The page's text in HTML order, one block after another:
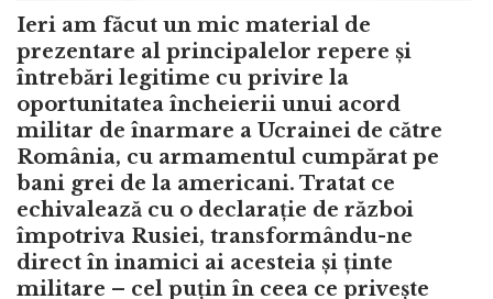
Ieri am făcut un mic material de
prezentare al principalelor repere și
întrebări legitime cu privire la
oportunitatea încheierii unui acord
militar de înarmare a Ucrainei de către
România, cu armamentul cumpărat pe
bani grei de la americani. Tratat ce
echivalează cu o declarație de război
împotriva Rusiei, transformându-ne
direct în inamici ai acesteia și ținte
militare – cel puțin în ceea ce privește